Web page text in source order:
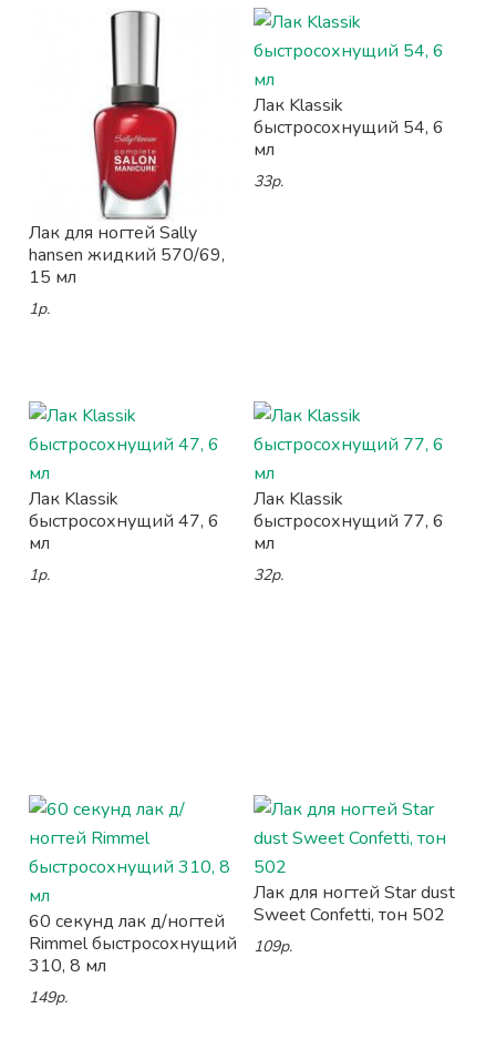
Лак для ногтей Sally
hansen жидкий 570/69,
15 мл
1р.
Лак Klassik
быстросохнущий 54, 6
мл
33р.
Лак Klassik
быстросохнущий 47, 6
мл
1р.
Лак Klassik
быстросохнущий 77, 6
мл
32р.
60 секунд лак д/ногтей
Rimmel быстросохнущий
310, 8 мл
149р.
Лак для ногтей Star dust
Sweet Confetti, тон 502
109р.